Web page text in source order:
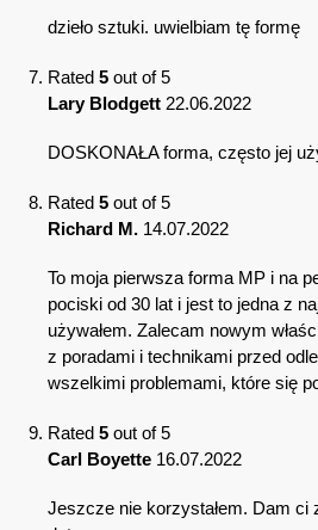
dzieło sztuki. uwielbiam tę formę
Rated 5 out of 5
Lary Blodgett 22.06.2022
DOSKONAŁA forma, często jej
Rated 5 out of 5
Richard M. 14.07.2022
To moja pierwsza forma MP i na
pociski od 30 lat i jest to jedna z
używałem. Zalecam nowym
z poradami i technikami przed
wszelkimi problemami, które się
Rated 5 out of 5
Carl Boyette 16.07.2022
Jeszcze nie korzystałem. Dam ci